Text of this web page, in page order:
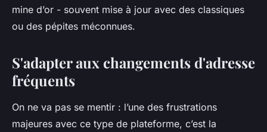
mine d’or - souvent mise à jour avec des classiques
ou des pépites méconnues.
S'adapter aux changements d'adresse
fréquents
On ne va pas se mentir : l’une des frustrations
majeures avec ce type de plateforme, c’est la